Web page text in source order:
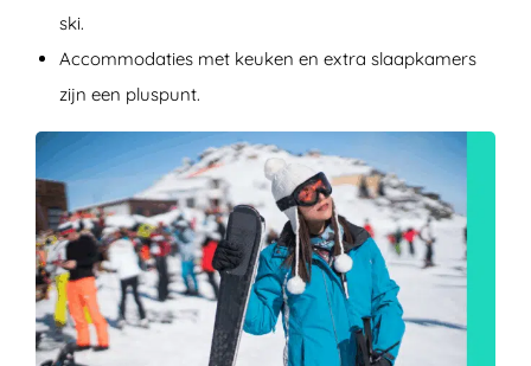
ski.
Accommodaties met keuken en extra slaapkamers
zijn een pluspunt.